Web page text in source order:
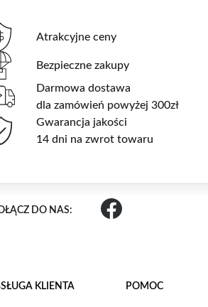
Atrakcyjne ceny
Bezpieczne zakupy
Darmowa dostawa
dla zamówień powyżej 300zł
Gwarancja jakości
14 dni na zwrot towaru
DO NAS:
KLIENTA POMOC